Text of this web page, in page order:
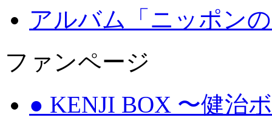
アルバム「ニッポン
ファンページ
● KENJI BOX 〜健治